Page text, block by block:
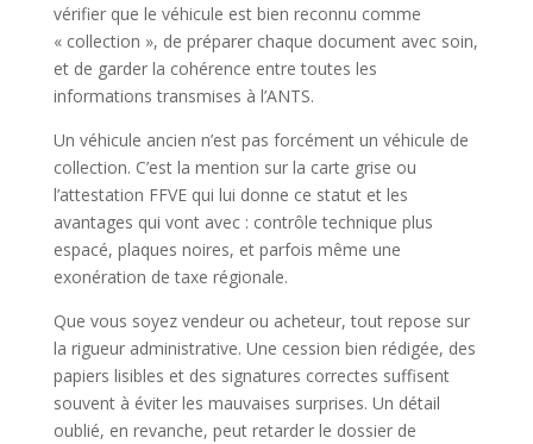
vérifier que le véhicule est bien reconnu comme
« collection », de préparer chaque document avec soin,
et de garder la cohérence entre toutes les
informations transmises à l’ANTS.
Un véhicule ancien n’est pas forcément un véhicule de
collection. C’est la mention sur la carte grise ou
l’attestation FFVE qui lui donne ce statut et les
avantages qui vont avec : contrôle technique plus
espacé, plaques noires, et parfois même une
exonération de taxe régionale.
Que vous soyez vendeur ou acheteur, tout repose sur
la rigueur administrative. Une cession bien rédigée, des
papiers lisibles et des signatures correctes suffisent
souvent à éviter les mauvaises surprises. Un détail
oublié, en revanche, peut retarder le dossier de